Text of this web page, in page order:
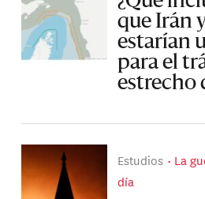
que Irán
estarían
para el
estrecho
Estudios
La
día